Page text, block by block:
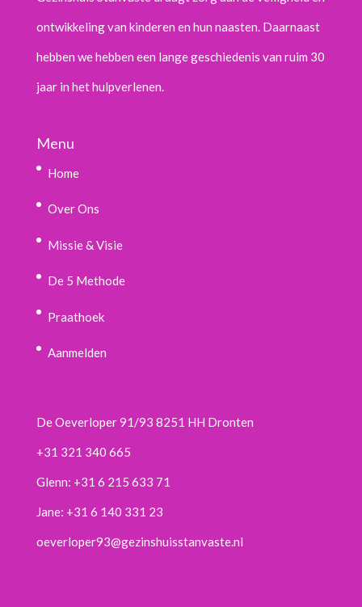
ontwikkeling van kinderen en hun naasten. Daarnaast
hebben we hebben een lange geschiedenis van ruim 30
jaar in het hulpverlenen.
Menu
Home
Over Ons
Missie & Visie
De 5 Methode
Praathoek
Aanmelden
De Oeverloper 91/93 8251 HH Dronten
+31 321 340 665
Glenn: +31 6 215 633 71
Jane: +31 6 140 331 23
oeverloper93@gezinshuisstanvaste.nl